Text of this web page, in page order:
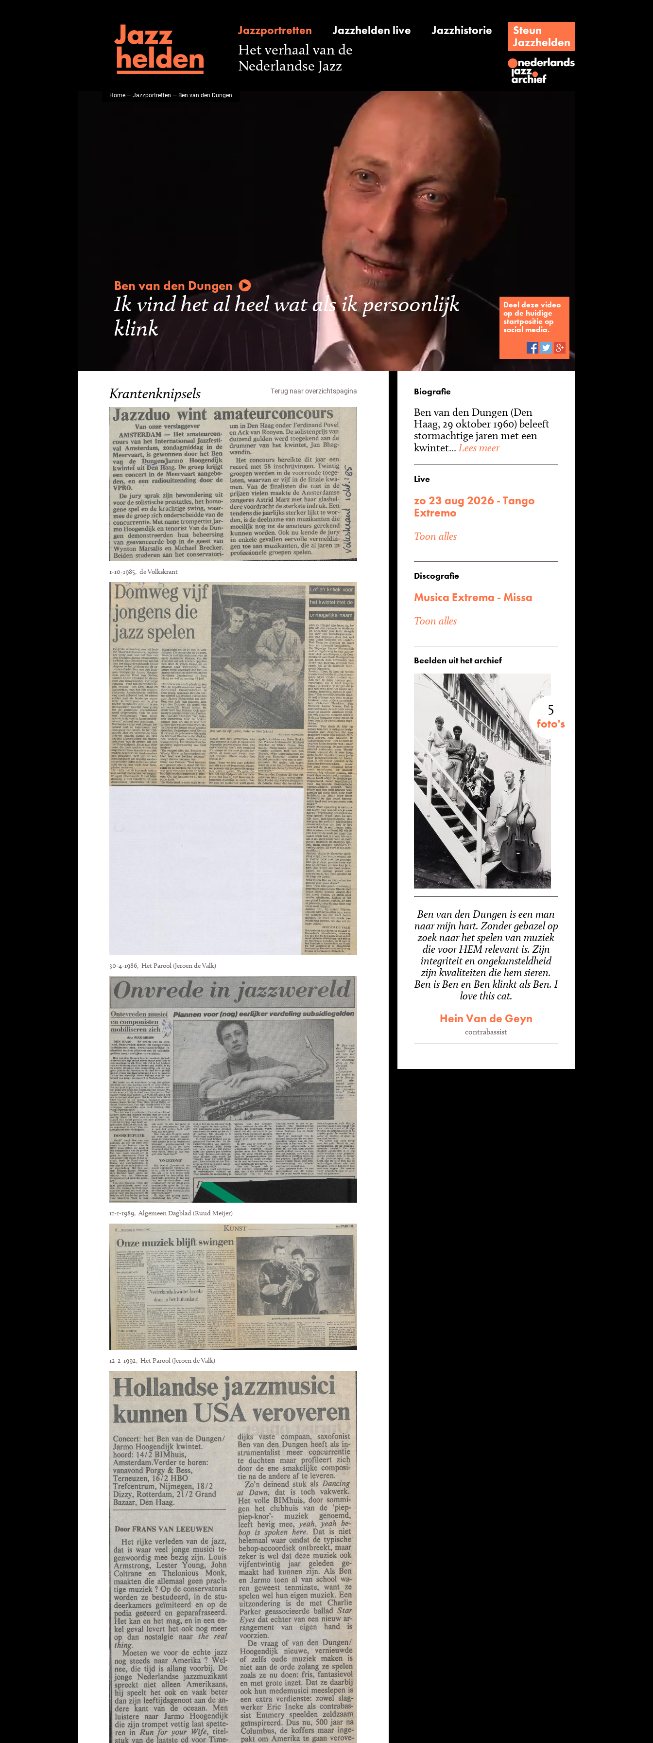
Jazzportretten Jazzhelden live Jazzhistorie
Steun
Jazzhelden
Het verhaal van de
Nederlandse Jazz
Home—Jazzportretten — Ben van den Dungen
Ben van den Dungen
Ik vind het al heel wat als ik persoonlijk
klink
Deel deze video
op de huidige
startpositie op
social media.
Krantenknipsels Terug naar overzichtspagina
1-10-1985, de Volkskrant
30-4-1986, Het Parool (Jeroen de Valk)
11-1-1989, Algemeen Dagblad (Ruud Meijer)
12-2-1992, Het Parool (Jeroen de Valk)
Biografie
Ben van den Dungen (Den
Haag, 29 oktober 1960) beleeft
stormachtige jaren met een
kwintet... Lees meer
Live
zo 23 aug 2026 - Tango
Extremo
Toon alles
Discografie
Musica Extrema - Missa
Toon alles
Beelden uit het archief
5
foto's
Ben van den Dungen is een man
naar mijn hart. Zonder gebazel op
zoek naar het spelen van muziek
die voor HEM relevant is. Zijn
integriteit en ongekunsteldheid
zijn kwaliteiten die hem sieren.
Ben is Ben en Ben klinkt als Ben. I
love this cat.
Hein Van de Geyn
contrabassist